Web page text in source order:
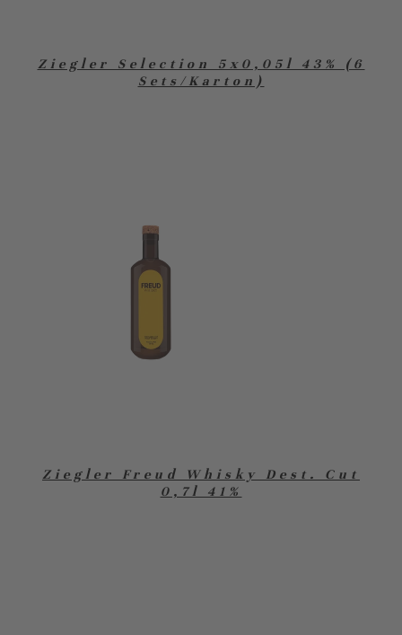
Ziegler Selection 5x0,05l 43% (6
Sets/Karton)
Ziegler Freud Whisky Dest. Cut
0,7l 41%